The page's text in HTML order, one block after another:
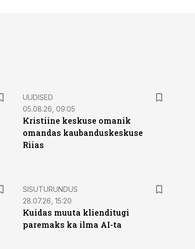
UUDISED
05.08.26, 09:05
Kristiine keskuse omanik
omandas kaubanduskeskuse
Riias
ST
SISUTURUNDUS
28.07.26, 15:20
Kuidas muuta klienditugi
paremaks ka ilma AI-ta